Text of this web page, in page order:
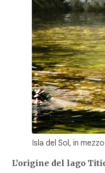
Isla del Sol, in
L’origine del lago